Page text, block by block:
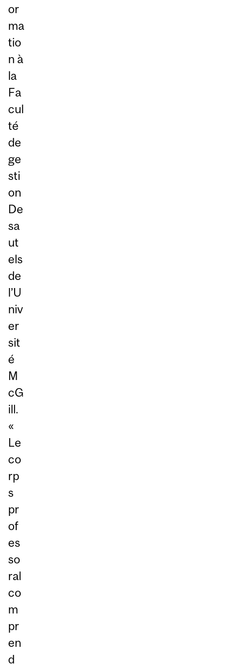
or
ma
tio
n à
la
Fa
cul
té
de
ge
sti
on
De
sa
ut
els
de
l’U
niv
er
sit
é
M
cG
ill.
«
Le
co
rp
s
pr
of
es
so
ral
co
m
pr
en
d